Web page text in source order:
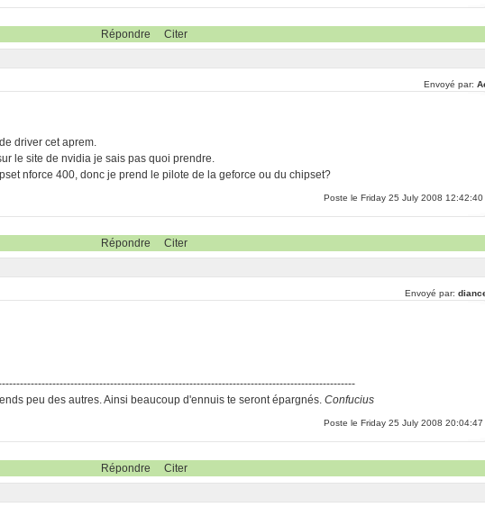
Répondre Citer
Envoyé par:
driver cet aprem.
le site de nvidia je sais pas quoi prendre.
nforce 400, donc je prend le pilote de la geforce ou du chipset?
Poste le Friday 25 July 2008 12:42:40
Répondre Citer
Envoyé par:
peu des autres. Ainsi beaucoup d'ennuis te seront épargnés.Confucius
Poste le Friday 25 July 2008 20:04:47
Répondre Citer